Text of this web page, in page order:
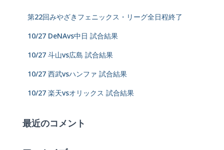
第22回みやざきフェニックス・リーグ全日程終了
10/27 DeNAvs中日 試合結果
10/27 斗山vs広島 試合結果
10/27 西武vsハンファ 試合結果
10/27 楽天vsオリックス 試合結果
最近のコメント